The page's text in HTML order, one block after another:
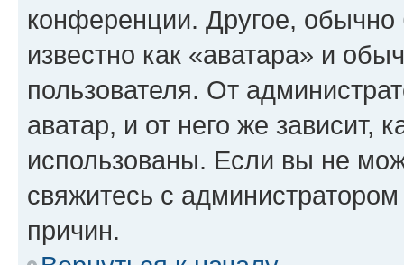
конференции. Другое,
известно как «аватара» и
пользователя. От
аватар, и от него же зависит,
использованы. Если вы не
свяжитесь с
причин.